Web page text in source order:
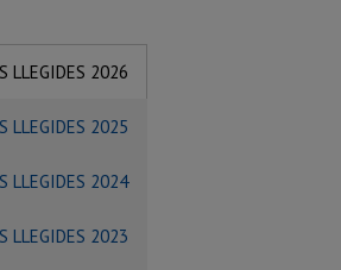
LLEGIDES 2026
LLEGIDES 2025
LLEGIDES 2024
LLEGIDES 2023